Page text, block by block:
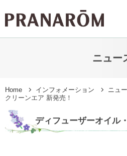
ニュー
Home インフォメーション ニュ
クリーンエア 新発売！
ディフューザーオイル